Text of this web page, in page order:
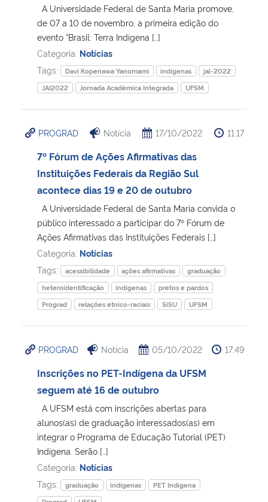
A Universidade Federal de Santa Maria promove,
de 07 a 10 de novembro, a primeira edição do
evento “Brasil: Terra Indígena […]
Categoria: Notícias
Tags:
Davi Kopenawa Yanomami indígenas
jai-2022
JAI2022
Jornada Acadêmica Integrada UFSM
PROGRAD Notícia 17/10/2022 11:17
7º Fórum de Ações Afirmativas das
Instituições Federais da Região Sul
acontece dias 19 e 20 de outubro
A Universidade Federal de Santa Maria convida o
público interessado a participar do 7º Fórum de
Ações Afirmativas das Instituições Federais […]
Categoria: Notícias
Tags:
acessibilidade ações afirmativas
graduação
heteroidentificação
indígenas
pretos e pardos
Prograd
relações étnico-raciais SiSU UFSM
PROGRAD Notícia 05/10/2022 17:49
Inscrições no PET-Indígena da UFSM
seguem até 16 de outubro
A UFSM está com inscrições abertas para
alunos(as) de graduação interessados(as) em
integrar o Programa de Educação Tutorial (PET)
Indígena. Serão […]
Categoria: Notícias
Tags:
graduação indígenas
PET Indígena